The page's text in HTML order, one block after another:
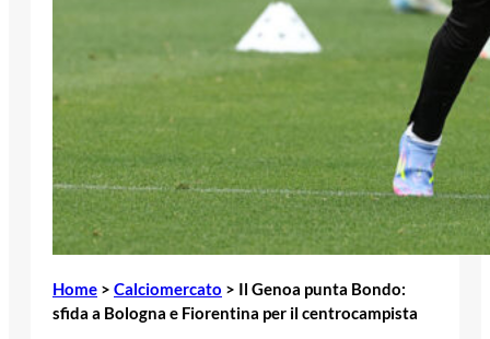
Home > Calciomercato > Il Genoa punta Bondo:
sfida a Bologna e Fiorentina per il centrocampista